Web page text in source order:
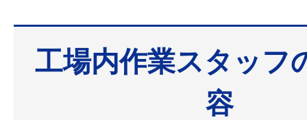
工場内作業スタッフ
容